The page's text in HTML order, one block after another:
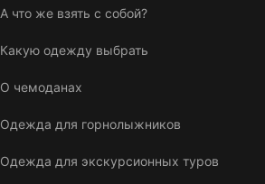
А что же взять с собой?
Какую одежду выбрать
О чемоданах
Одежда для горнолыжников
Одежда для экскурсионных туров